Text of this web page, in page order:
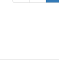
定
定